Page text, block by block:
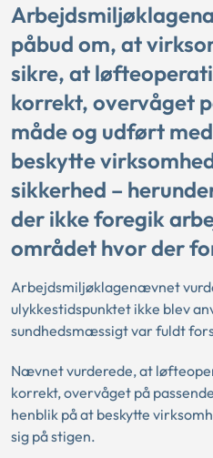
påbud om, at
sikre, at
korrekt, overvåget
måde og udført
beskytte
sikkerhed –
der ikke foregik
området hvor der
Arbejdsmiljøklagenævnet
ulykkestidspunktet ikke blev
sundhedsmæssigt var fuldt
Nævnet vurderede, at
korrekt, overvåget på
henblik på at beskytte
sig på stigen.